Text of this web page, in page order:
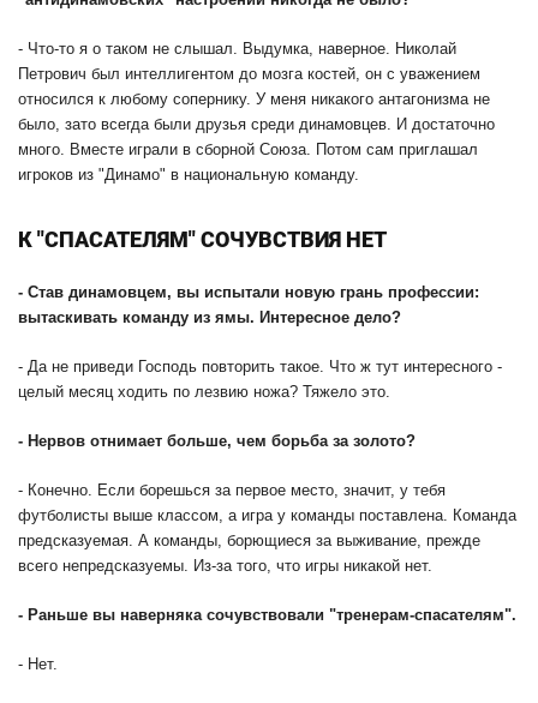
- Что-то я о таком не слышал. Выдумка, наверное. Николай
Петрович был интеллигентом до мозга костей, он с уважением
относился к любому сопернику. У меня никакого антагонизма не
было, зато всегда были друзья среди динамовцев. И достаточно
много. Вместе играли в сборной Союза. Потом сам приглашал
игроков из "Динамо" в национальную команду.
К "СПАСАТЕЛЯМ" СОЧУВСТВИЯ НЕТ
- Став динамовцем, вы испытали новую грань профессии:
вытаскивать команду из ямы. Интересное дело?
- Да не приведи Господь повторить такое. Что ж тут интересного -
целый месяц ходить по лезвию ножа? Тяжело это.
- Нервов отнимает больше, чем борьба за золото?
- Конечно. Если борешься за первое место, значит, у тебя
футболисты выше классом, а игра у команды поставлена. Команда
предсказуемая. А команды, борющиеся за выживание, прежде
всего непредсказуемы. Из-за того, что игры никакой нет.
- Раньше вы наверняка сочувствовали "тренерам-спасателям".
- Нет.